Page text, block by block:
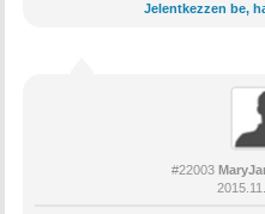
Jelentkezzen be,
#22003